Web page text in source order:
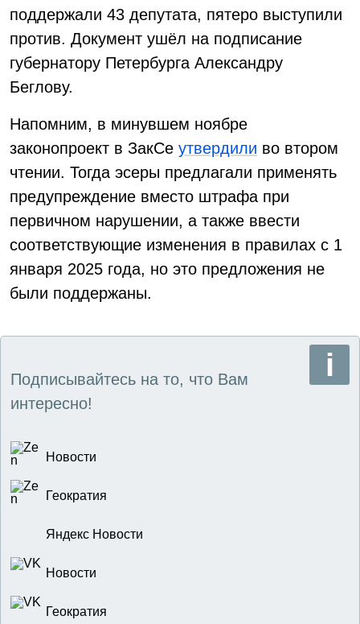
поддержали 43 депутата, пятеро выступили
против. Документ ушёл на подписание
губернатору Петербурга Александру
Беглову.
Напомним, в минувшем ноябре
законопроект в ЗакСе утвердили во втором
чтении. Тогда эсеры предлагали применять
предупреждение вместо штрафа при
первичном нарушении, а также ввести
соответствующие изменения в правилах с 1
января 2025 года, но это предложения не
были поддержаны.
Подписывайтесь на то, что Вам
интересно!
Новости
Геократия
Яндекс Новости
Новости
Геократия